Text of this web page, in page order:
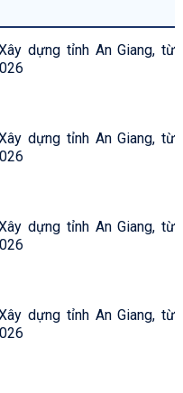
dựng tỉnh An Giang, từ
dựng tỉnh An Giang, từ
dựng tỉnh An Giang, từ
dựng tỉnh An Giang, từ